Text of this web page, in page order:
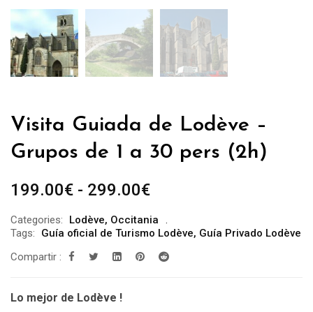
Visita Guiada de Lodève –
Grupos de 1 a 30 pers (2h)
199.00€ - 299.00€Rango
precios:
desde
199.00€
Categories: Lodève, Occitania
Tags:
Guía oficial de Turismo Lodève, Guía Privado Lodève
Compartir :
Lo mejor de Lodève !